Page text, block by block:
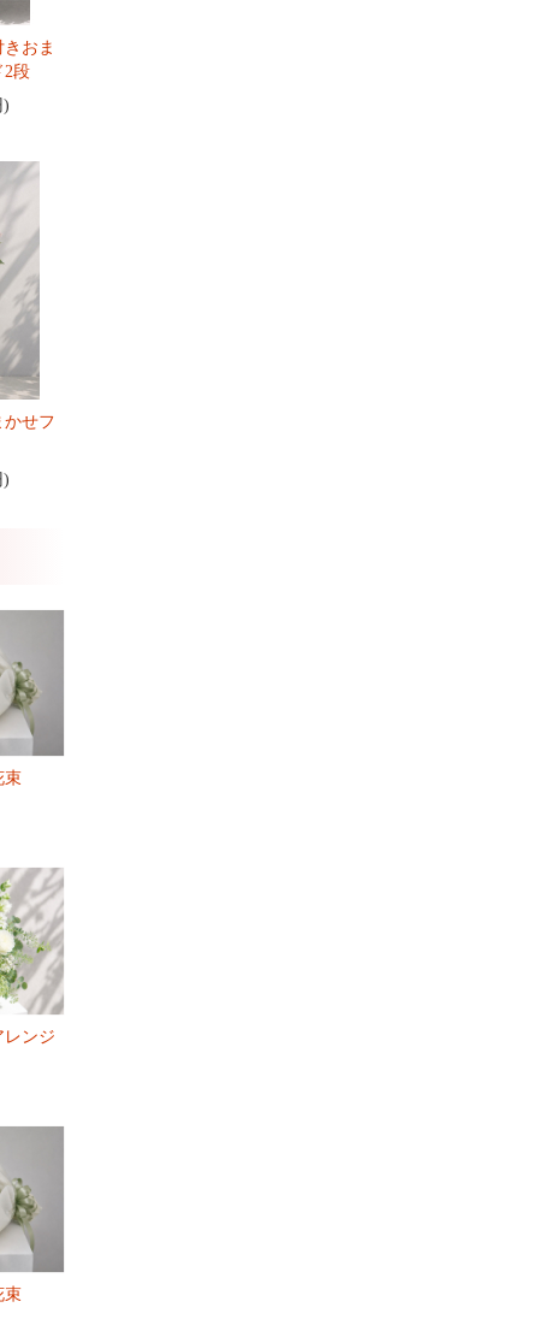
おま
2段
)
かせフ
)
束
レンジ
束